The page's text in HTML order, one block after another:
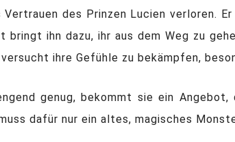
des Prinzen Lucien verloren.
ihn dazu, ihr aus dem Weg zu
ihre Gefühle zu bekämpfen,
genug, bekommt sie ein
dafür nur ein altes, magisches